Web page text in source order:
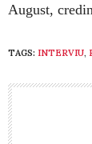
August,
TAGS: INTERVIU,